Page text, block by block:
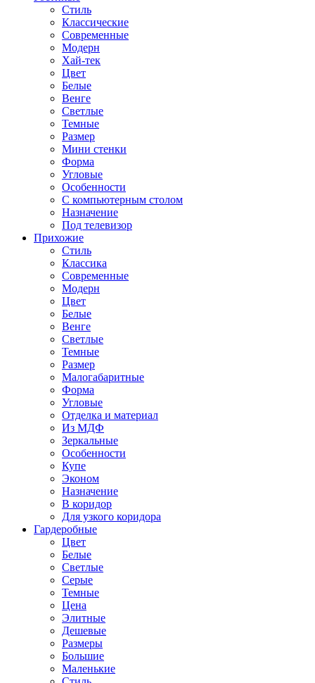
Стиль
Классические
Современные
Модерн
Хай-тек
Цвет
Белые
Венге
Светлые
Темные
Размер
Мини стенки
Форма
Угловые
Особенности
С компьютерным столом
Назначение
Под телевизор
Прихожие
Стиль
Классика
Современные
Модерн
Цвет
Белые
Венге
Светлые
Темные
Размер
Малогабаритные
Форма
Угловые
Отделка и материал
Из МДФ
Зеркальные
Особенности
Купе
Эконом
Назначение
В коридор
Для узкого коридора
Гардеробные
Цвет
Белые
Светлые
Серые
Темные
Цена
Элитные
Дешевые
Размеры
Большие
Маленькие